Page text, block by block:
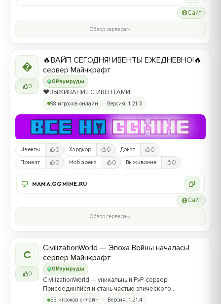
Сайт
Обзор сервера

0
0Изумруды
🔥ВАЙП СЕГОДНЯ! ИВЕНТЫ ЕЖЕДНЕВНО!🔥
сервер Майнкрафт
❤️ВЫЖИВАНИЕ С ИВЕНТАМИ!
98 игроков онлайн Версия: 1.21.3
Ивенты 0 Хардкор 0 Донат 0
Приват 0 Моб арена 0 Выживание 0
MAMA.GGMINE.RU
Сайт
Обзор сервера
C
0
0 Изумруды
CivilizationWorld — Эпоха Войны началась!
сервер Майнкрафт
CivilizationWorld — уникальный PvP-сервер!
Присоединяйся и стань частью эпического
противостояния между Альвами и Йотунами!
53 игроков онлайн Версия: 1.21.4